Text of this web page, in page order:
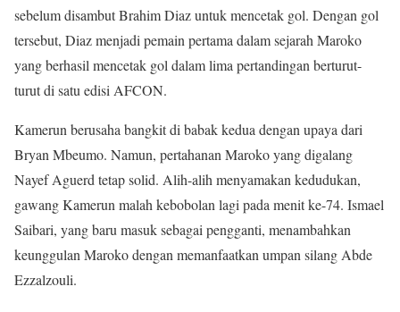
sebelum disambut Brahim Diaz untuk mencetak gol. Dengan gol
tersebut, Diaz menjadi pemain pertama dalam sejarah Maroko
yang berhasil mencetak gol dalam lima pertandingan berturut-
turut di satu edisi AFCON.
Kamerun berusaha bangkit di babak kedua dengan upaya dari
Bryan Mbeumo. Namun, pertahanan Maroko yang digalang
Nayef Aguerd tetap solid. Alih-alih menyamakan kedudukan,
gawang Kamerun malah kebobolan lagi pada menit ke-74. Ismael
Saibari, yang baru masuk sebagai pengganti, menambahkan
keunggulan Maroko dengan memanfaatkan umpan silang Abde
Ezzalzouli.